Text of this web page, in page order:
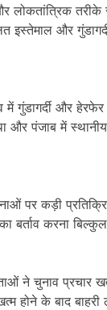
तरीके
इस्तेमाल और
में गुंडागर्दी और
और पंजाब में
पर कड़ी
करना बिल्कुल
ने चुनाव प्रचार
होने के बाद